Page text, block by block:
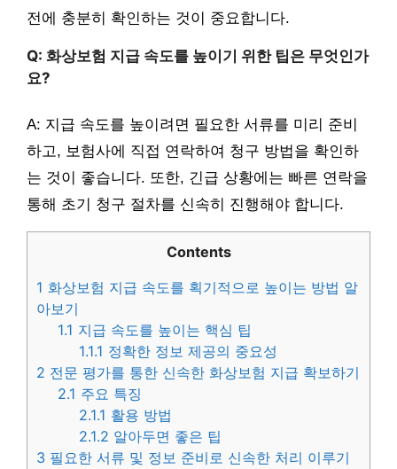
전에 충분히 확인하는 것이 중요합니다.
Q: 화상보험 지급 속도를 높이기 위한 팁은 무엇인가
요?
A: 지급 속도를 높이려면 필요한 서류를 미리 준비
하고, 보험사에 직접 연락하여 청구 방법을 확인하
는 것이 좋습니다. 또한, 긴급 상황에는 빠른 연락을
통해 초기 청구 절차를 신속히 진행해야 합니다.
Contents
1 화상보험 지급 속도를 획기적으로 높이는 방법 알
아보기
1.1 지급 속도를 높이는 핵심 팁
1.1.1 정확한 정보 제공의 중요성
2 전문 평가를 통한 신속한 화상보험 지급 확보하기
2.1 주요 특징
2.1.1 활용 방법
2.1.2 알아두면 좋은 팁
3 필요한 서류 및 정보 준비로 신속한 처리 이루기